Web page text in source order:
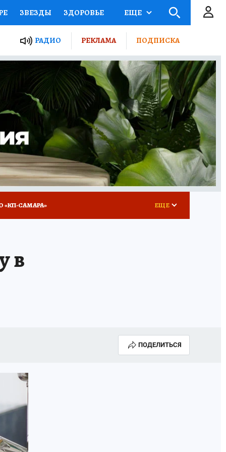
ЗВЕЗДЫ ЗДОРОВЬЕ
ПРОЕКТЫ РОССИИ
ПУТЕВОДИТЕЛЬ
ТУРИЗМ
ВСЕ О КП РАДИО КП
ЕЩЕ
РАДИО РЕКЛАМА ПОДПИСКА
«КП-САМАРА»
ДЕНЬ ПОБЕДЫ В САМАРЕ 2025
ЕЩЕ
в
ПОДЕЛИТЬСЯ